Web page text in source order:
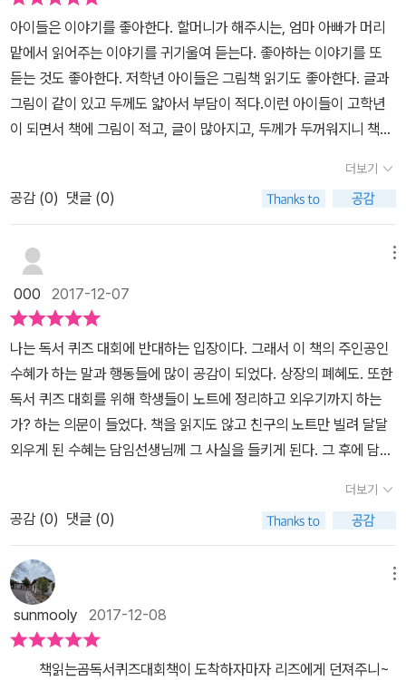
도록 흥미를 유발해주고 수준에 맞는 책을 고르도록 해야겠다.굳이
내가 권하지 않아도 이 책을 읽으면 아이들도 고전을 읽어야 하는 방
법을 알게되니 초등학교 아이들에게 꼭 이 책을 읽도록 권해주고 싶
다.
운 고전 명작을 읽었다는 뿌듯함을 느끼게 된다. 독서퀴즈대회를 하
기 전에 반 아이들과 함께 이 책을 읽어보면 참 좋을 것 같다. 단지 상
을 받기위한 시험으로서만 생각하던 독서퀴즈대회를 대하는 아이들
의 마음 자세가 조금은 달라지지 않을까? 학교에서도 수혜네 학교처
럼 독서를 즐거움으로 느낄 수 있도록 퀴즈대회를 시행했으면 좋지
않을까? 초등 중학년 이상 아이들이 자신의 경험을 떠올리면서 즐겁
아이들은 이야기를 좋아한다. 할머니가 해주시는, 엄마 아빠가 머리
맡에서 읽어주는 이야기를 귀기울여 듣는다. 좋아하는 이야기를 또
듣는 것도 좋아한다. 저학년 아이들은 그림책 읽기도 좋아한다. 글과
그림이 같이 있고 두께도 얇아서 부담이 적다.이런 아이들이 고학년
이 되면서 책에 그림이 적고, 글이 많아지고, 두께가 두꺼워지니 책을
렇게 판단하고 책을 멀리하게 되는 것이다. 하지만 고학년 아이들에
게도 재미있는 이야기가 있는 장편동화의 앞부분을 읽어주면 누구나
뒷이야기를 궁금해 하고 뒷부분을 마저 읽고 싶어 한다. 물론 그런 마
음이 든다고 해서 모두가 책을 들게 되는 건 아니지만.이 책 주인공은
이런 보통 고학년 아이의 이야기다. 책이 두렵지만 어떻게든 독서 퀴
즈 대회에서 상을 한번 받아보고 싶은 아이 노수혜. 5년 동안 한 번도
상을 받아보지 못해서 꼭 상을 받고 싶은데, 그나마 도전해 볼 수 있는
대회가 독서 퀴즈 대회였다.처음에는 친구가 정리한 요점정리만 보고
독서 퀴즈 대회에 나가보려 했지만, 선생님과 이야기를 나누며 호기
심이 생겨 책을 한 권 한 권 읽게 된다. 선생님의 책 권하는 방법은 이
렇다. '장화홍련전을 읽어볼래?' 하면, '글쎄요'하겠지만, '이 책은 살
인사건 이야기인데...귀신도 나오고...' 하며 말을 꺼내니 호기심이 생
긴다. 오 살인사건? 귀신? 나 그런 이야기 좋아하는데! 하며. 이렇게
수혜는 독서 퀴즈 대회에 나오는 책들을 모두 읽게 되고, 결국 1등까
들고 집에 가는 모습이 너무 귀엽다.이 책은 책을 부담스러워 하는 학
생이나 상을 받고 싶어 하지만 잘 받지 못하는 학생들이 공감할 만한
내용이다. 사실 대부분의 초등학생들 마음이 이럴거라 생각한다. 나
는 책을 못읽겠어. 상도 못받아. 이렇게 생각하는 친구들은 이 책을 보
고 용기를 가지기를! 이 책은 얇고 글씨도 크고 그림도 예뻐서 초등학
더보기
공감 (0) 댓글 (0)
000 2017-12-07
나는 독서 퀴즈 대회에 반대하는 입장이다. 그래서 이 책의 주인공인
수혜가 하는 말과 행동들에 많이 공감이 되었다. 상장의 폐혜도. 또한
독서 퀴즈 대회를 위해 학생들이 노트에 정리하고 외우기까지 하는
가? 하는 의문이 들었다. 책을 읽지도 않고 친구의 노트만 빌려 달달
외우게 된 수혜는 담임선생님께 그 사실을 들키게 된다. 그 후에 담임
책도 읽는 기회로 삼으라는 말, 선생님도 시험으로 인해 열심히 읽은
학생이 떨어지는 것에 대해서는 할 말이 없다는 말, 재미있는 책 이야
기로 수혜의 책에 대한 관심을 이끌어내신 것. 수혜의 생각에 공감을
하면서도 올바른 방향으로 끌어주는 그런 말이었다. 독서 퀴즈 대회
에는 장단점이 존재한다. 그로 인해 의견이 분분하지만 독서 퀴즈 대
회의 기본 취지는 좋다는 것에는 모두가 공감할 것이다. 우리의 학교
가 그 취지를 살리면서도 더 좋은 효과를 끌어낼 수 있는 교육의 방향
더보기
공감 (0) 댓글 (0)
sunmooly 2017-12-08
책읽는곰독서퀴즈대회책이 도착하자마자 리즈에게 던져주니~